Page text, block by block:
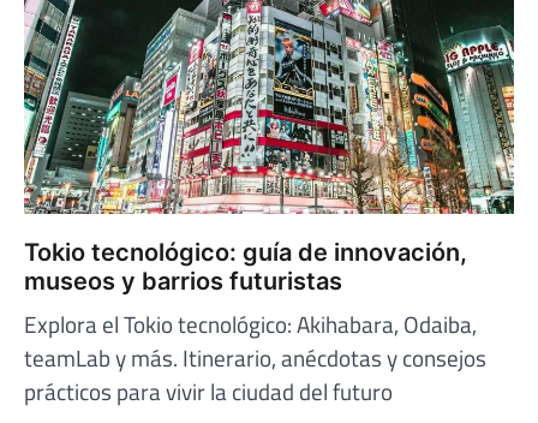
Tokio tecnológico: guía de innovación,
museos y barrios futuristas
Explora el Tokio tecnológico: Akihabara, Odaiba,
teamLab y más. Itinerario, anécdotas y consejos
prácticos para vivir la ciudad del futuro